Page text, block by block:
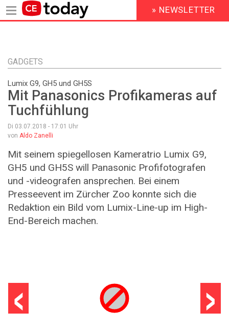
Inhalt
HEADER
MENU
» NEWSLETTER
GADGETS
Lumix G9, GH5 und GH5S
Mit Panasonics Profikameras auf
Tuchfühlung
Di 03.07.2018 - 17:01 Uhr
von Aldo Zanelli
Mit seinem spiegellosen Kameratrio Lumix G9,
GH5 und GH5S will Panasonic Profifotografen
und -videografen ansprechen. Bei einem
Presseevent im Zürcher Zoo konnte sich die
Redaktion ein Bild vom Lumix-Line-up im High-
End-Bereich machen.
‹ ›